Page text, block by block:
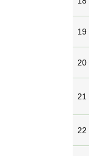
19
20
21
22